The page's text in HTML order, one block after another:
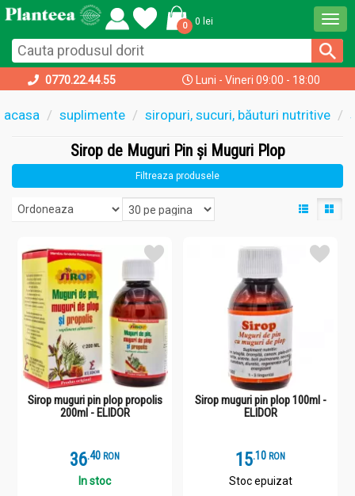
0 0 lei
0770.22.44.55 Luni - Vineri 09:00 - 18:00
acasa suplimente siropuri, sucuri, băuturi nutritive
Sirop de Muguri Pin și Muguri Plop
Filtreaza produsele
Sirop muguri pin plop propolis
200ml - ELIDOR
36.4 RON
In stoc
Sirop muguri pin plop 100ml -
ELIDOR
15.1 RON
Stoc epuizat